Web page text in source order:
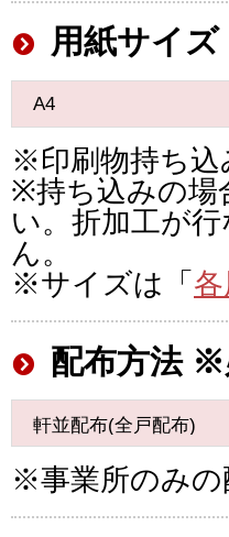
用紙サイ
※印刷物持ち込
※持ち込みの場
い。折加工が
ん。
※サイズは「
配布方法 ※
※事業所のみの